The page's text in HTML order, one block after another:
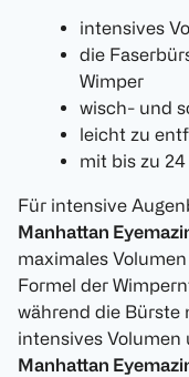
intensives
die
Wimper
wisch- und
leicht zu
mit bis zu
Für intensive
Manhattan
maximales
Formel der
während die Bürste
intensives Volumen
Manhattan